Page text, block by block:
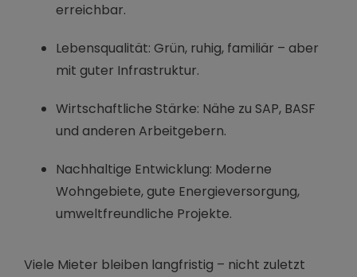
erreichbar.
Lebensqualität: Grün, ruhig, familiär – aber
mit guter Infrastruktur.
Wirtschaftliche Stärke: Nähe zu SAP, BASF
und anderen Arbeitgebern.
Nachhaltige Entwicklung: Moderne
Wohngebiete, gute Energieversorgung,
umweltfreundliche Projekte.
Viele Mieter bleiben langfristig – nicht zuletzt